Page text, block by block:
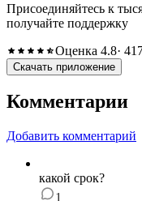
Присоединяйтесь к
получайте поддержку
Оценка 4.8·
Скачать приложение
Комментарии
Добавить комментарий
какой срок?
1